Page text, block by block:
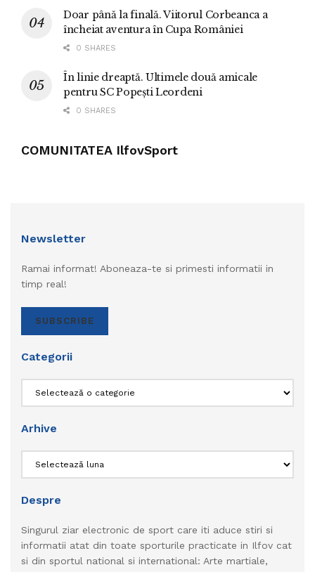
Doar până la finală. Viitorul Corbeanca a
încheiat aventura în Cupa României
0 SHARES
În linie dreaptă. Ultimele două amicale
pentru SC Popești Leordeni
0 SHARES
COMUNITATEA IlfovSport
Newsletter
Ramai informat! Aboneaza-te si primesti informatii in
timp real!
SUBSCRIBE
Categorii
Arhive
Despre
Singurul ziar electronic de sport care iti aduce stiri si
informatii atat din toate sporturile practicate in Ilfov cat
si din sportul national si international: Arte martiale,